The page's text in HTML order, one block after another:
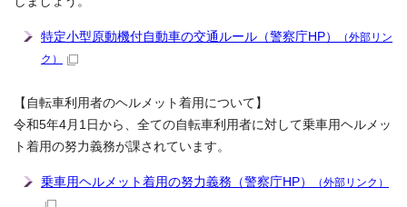
特定小型原動機付自動車の交通ルール（警察庁HP）
（外部リン
ク）
【自転車利用者のヘルメット着用について】
令和5年4月1日から、全ての自転車利用者に対して乗車用ヘルメッ
ト着用の努力義務が課されています。
乗車用ヘルメット着用の努力義務（警察庁HP） （外部リンク）